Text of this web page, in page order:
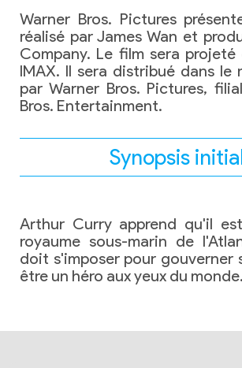
Warner Bros. Pictures
réalisé par James Wan et
Company. Le film sera
IMAX. Il sera distribué dans le
par Warner Bros. Pictures,
Bros. Entertainment.
Synopsis
Arthur Curry apprend qu'il
royaume sous-marin de
doit s'imposer pour gouverner
être un héro aux yeux du monde.